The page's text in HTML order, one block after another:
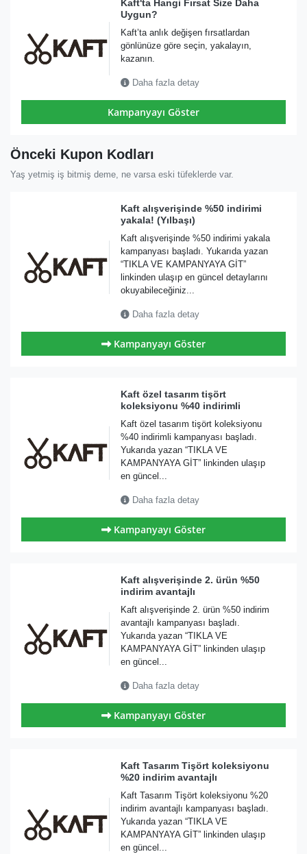
Kaft'ta Hangi Fırsat Size Daha
Uygun?
Kaft’ta anlık değişen fırsatlardan
gönlünüze göre seçin, yakalayın,
kazanın.
Daha fazla detay
Kampanyayı Göster
Önceki Kupon Kodları
Yaş yetmiş iş bitmiş deme, ne varsa eski tüfeklerde var.
Kaft alışverişinde %50 indirimi
yakala! (Yılbaşı)
Kaft alışverişinde %50 indirimi yakala
kampanyası başladı. Yukarıda yazan
“TIKLA VE KAMPANYAYA GİT”
linkinden ulaşıp en güncel detaylarını
okuyabileceğiniz...
Daha fazla detay
Kampanyayı Göster
Kaft özel tasarım tişört
koleksiyonu %40 indirimli
Kaft özel tasarım tişört koleksiyonu
%40 indirimli kampanyası başladı.
Yukarıda yazan “TIKLA VE
KAMPANYAYA GİT” linkinden ulaşıp
en güncel...
Daha fazla detay
Kampanyayı Göster
Kaft alışverişinde 2. ürün %50
indirim avantajlı
Kaft alışverişinde 2. ürün %50 indirim
avantajlı kampanyası başladı.
Yukarıda yazan “TIKLA VE
KAMPANYAYA GİT” linkinden ulaşıp
en güncel...
Daha fazla detay
Kampanyayı Göster
Kaft Tasarım Tişört koleksiyonu
%20 indirim avantajlı
Kaft Tasarım Tişört koleksiyonu %20
indirim avantajlı kampanyası başladı.
Yukarıda yazan “TIKLA VE
KAMPANYAYA GİT” linkinden ulaşıp
en güncel...